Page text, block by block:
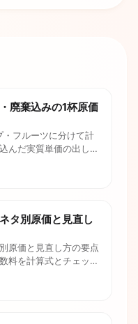
廃棄込みの1杯原価
・フルーツに分けて計
んだ実質単価の出し
の税率差まで、そのま
ました。
タ別原価と見直し
原価と見直し方の要点
料を計算式とチェック
す。